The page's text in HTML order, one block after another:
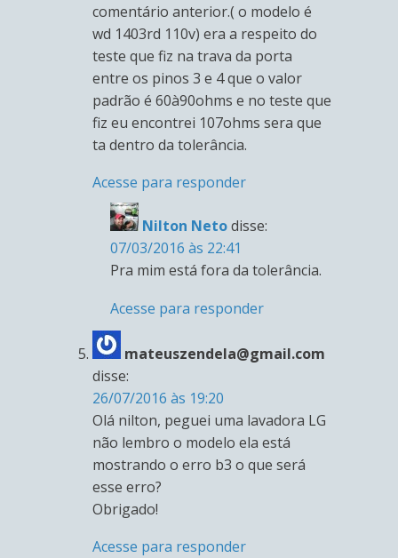
comentário anterior.( o modelo é
wd 1403rd 110v) era a respeito do
teste que fiz na trava da porta
entre os pinos 3 e 4 que o valor
padrão é 60à90ohms e no teste que
fiz eu encontrei 107ohms sera que
ta dentro da tolerância.
Acesse para responder
Nilton Netodisse:
07/03/2016 às 22:41
Pra mim está fora da tolerância.
Acesse para responder
mateuszendela@gmail.com
disse:
26/07/2016 às 19:20
Olá nilton, peguei uma lavadora LG
não lembro o modelo ela está
mostrando o erro b3 o que será
esse erro?
Obrigado!
Acesse para responder